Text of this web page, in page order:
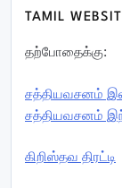
TAMIL
தற்போதைக்கு:
சத்தியவசனம்
சத்தியவசனம்
கிறிஸ்தவ திரட்டி